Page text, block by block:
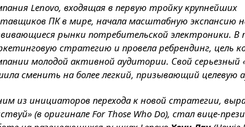
Lenovo, входящая в первую тройку крупнейших
ПК в мире, начала масштабную экспансию
рынки потребительской электроники. В
стратегию и провела ребрендинг, цель
молодой активной аудитории. Свой
сменить на более легкий, призывающий целевую
из инициаторов перехода к новой стратегии,
(в оригинале For Those Who Do), стал вице-